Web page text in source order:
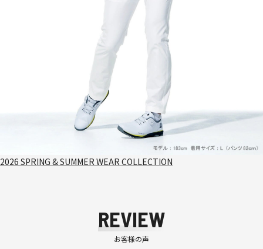
2026 SPRING & SUMMER WEAR COLLECTION
REVIEW
お客様の声